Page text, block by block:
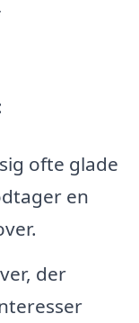
ofte glade
en
der